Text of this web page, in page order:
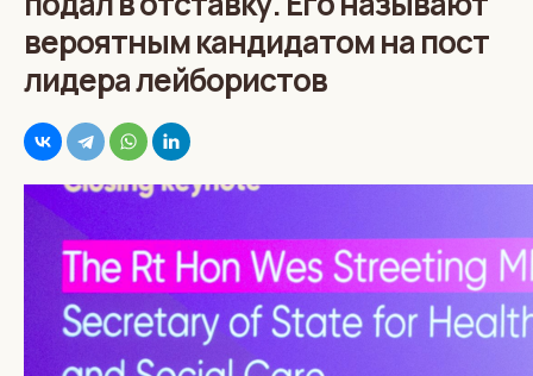
вероятным кандидатом на пост
лидера лейбористов